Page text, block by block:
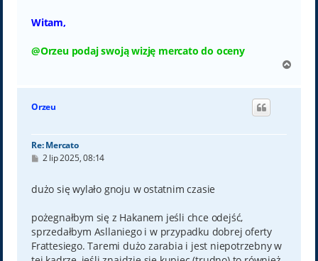
t
Witam,
@Orzeu podaj swoją wizję mercato do oceny
g
Orzeu
Re: Mercato
P
t
2 lip 2025, 08:14
dużo się wylało gnoju w ostatnim czasie
pożegnałbym się z Hakanem jeśli chce odejść,
sprzedałbym Asllaniego i w przypadku dobrej oferty
Frattesiego. Taremi dużo zarabia i jest niepotrzebny w